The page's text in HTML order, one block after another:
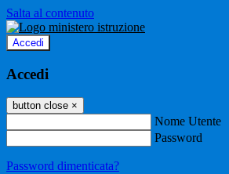
Salta al contenuto
Accedi
Accedi
button close ×
Nome Utente
Password
Password dimenticata?